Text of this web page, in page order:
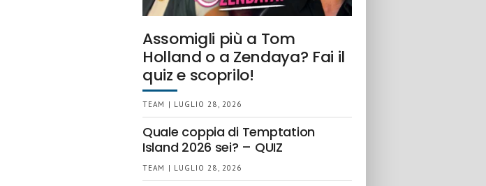
Assomigli più a Tom
Holland o a Zendaya? Fai il
quiz e scoprilo!
TEAM | LUGLIO 28, 2026
Quale coppia di Temptation
Island 2026 sei? – QUIZ
TEAM | LUGLIO 28, 2026